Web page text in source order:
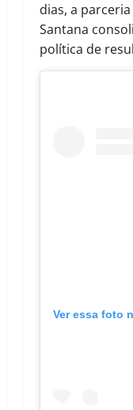
dias, a
Santana
política de
Ver essa foto